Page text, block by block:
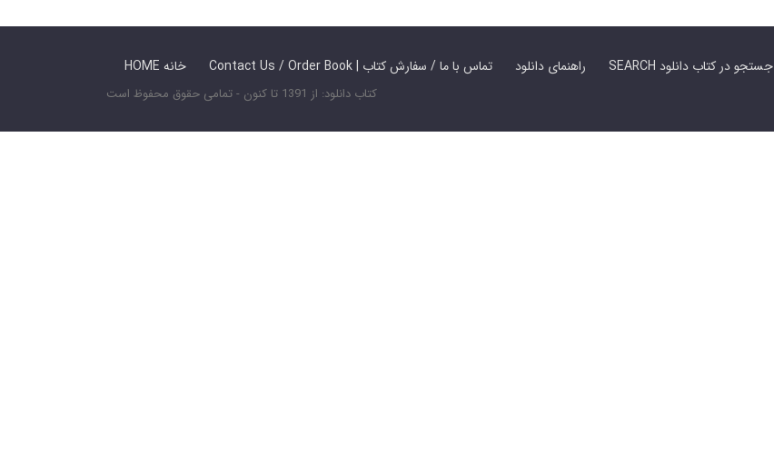
HOME خانه Contact Us / Order Book | تماس با ما / سفارش کتاب راهنمای دانلود SEARCH جستجو در کتاب دانلود
کتاب دانلود: از 1391 تا کنون - تمامی حقوق محفوظ است